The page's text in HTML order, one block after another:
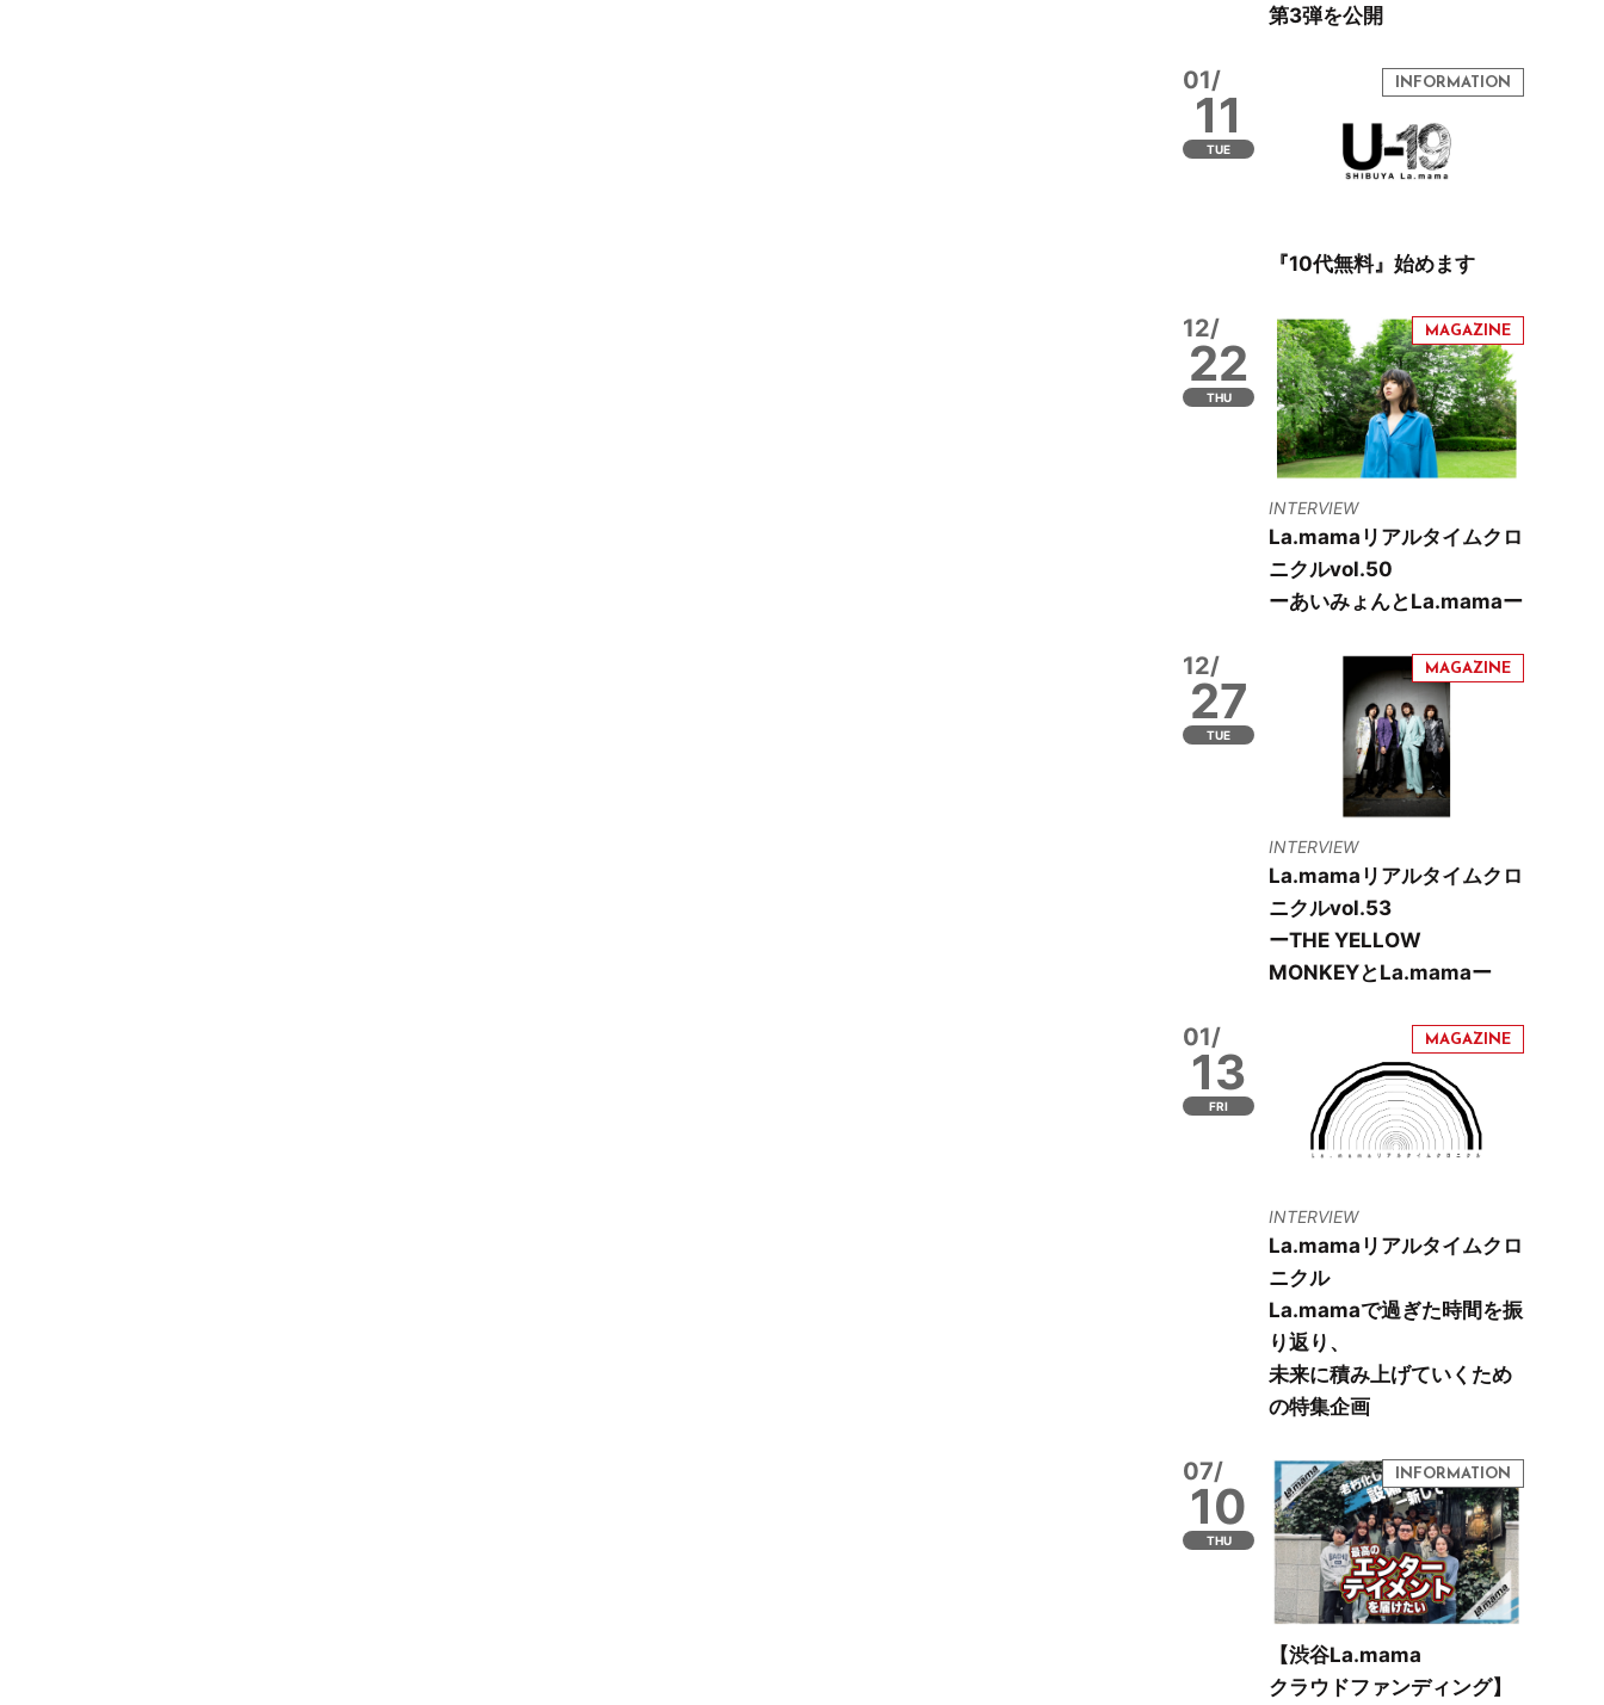
第3弾を公開
01/
11
TUE
『10代無料』始めます
12/
22
THU
INTERVIEW
La.mamaリアルタイムクロ
ニクルvol.50
ーあいみょんとLa.mamaー
12/
27
TUE
INTERVIEW
La.mamaリアルタイムクロ
ニクルvol.53
ーTHE YELLOW
MONKEYとLa.mamaー
01/
13
FRI
INTERVIEW
La.mamaリアルタイムクロ
ニクル
La.mamaで過ぎた時間を振
り返り、
未来に積み上げていくため
の特集企画
07/
10
THU
【渋谷La.mama
クラウドファンディング】